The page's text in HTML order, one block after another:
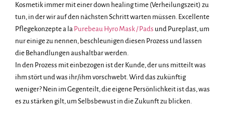
Kosmetik immer mit einer down healing time (Verheilungszeit) zu
tun, in der wir auf den nächsten Schritt warten müssen. Excellente
Pflegekonzepte a la Purebeau Hyro Mask / Pads und Pureplast, um
nur einige zu nennen, beschleunigen diesen Prozess und lassen
die Behandlungen aushaltbar werden.
In den Prozess mit einbezogen ist der Kunde, der uns mitteilt was
ihm stört und was ihr/ihm vorschwebt. Wird das zukünftig
weniger? Nein im Gegenteilt, die eigene Persönlichkeit ist das, was
es zu stärken gilt, um Selbsbewust in die Zukunft zu blicken.